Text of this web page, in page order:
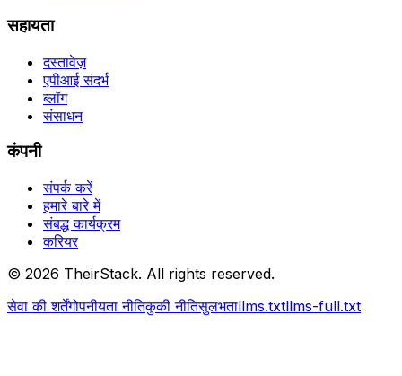
सहायता
दस्तावेज़
एपीआई संदर्भ
ब्लॉग
संसाधन
कंपनी
संपर्क करें
हमारे बारे में
संबद्ध कार्यक्रम
करियर
© 2026 TheirStack. All rights reserved.
सेवा की शर्तेंगोपनीयता नीतिकुकी नीतिसुलभताllms.txtllms-full.txt